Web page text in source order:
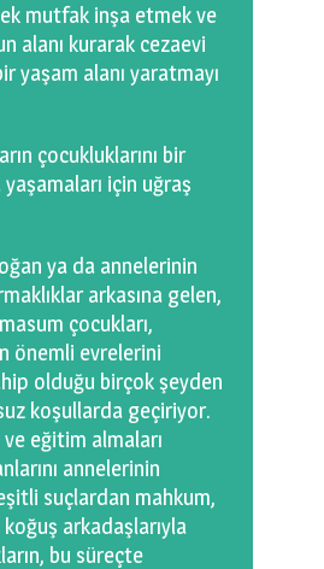
mutfak inşa etmek ve
alanı kurarak cezaevi
yaşam alanı yaratmayı
çocukluklarını bir
için uğraş
ya da annelerinin
arkasına gelen,
çocukları,
önemli evrelerini
olduğu birçok şeyden
koşullarda geçiriyor.
eğitim almaları
annelerinin
suçlardan mahkum,
arkadaşlarıyla
bu süreçte